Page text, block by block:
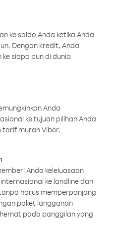
ke saldo Anda ketika Anda
Dengan kredit, Anda
siapa pun di dunia
Anda
ke tujuan pilihan Anda
tarif murah Viber.
Anda keleluasaan
ke landline dan
harus memperpanjang
paket langganan
pada panggilan yang